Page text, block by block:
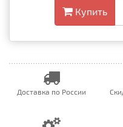
Купить
Доставка по России